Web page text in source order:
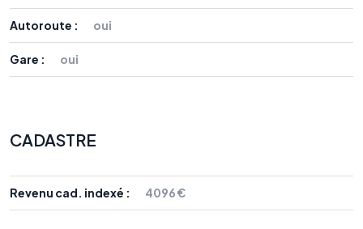
Autoroute : oui
Gare : oui
CADASTRE
Revenu cad. indexé : 4096 €